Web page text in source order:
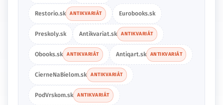
Restorio.sk ANTIKVARIÁT Eurobooks.sk
Preskoly.sk Antikvariat.sk ANTIKVARIÁT
Obooks.sk ANTIKVARIÁT Antiqart.sk ANTIKVARIÁT
CierneNaBielom.sk ANTIKVARIÁT
PodVrskom.sk ANTIKVARIÁT